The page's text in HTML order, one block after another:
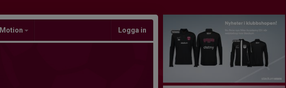
Motion Logga in